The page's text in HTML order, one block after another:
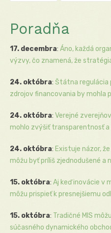
Poradňa
17. decembra: Áno, každá
výzvy, čo znamená, že
24. októbra: Štátna regulácia
zdrojov financovania by mohla
24. októbra: Verejné
mohlo zvýšiť transparentnosť a
24. októbra: Existuje názor,
môžu byť príliš zjednodušené a
15. októbra: Aj keď inovácie v
môžu prispieť k presnejšiemu
15. októbra: Tradičné MIS
súčasného dynamického